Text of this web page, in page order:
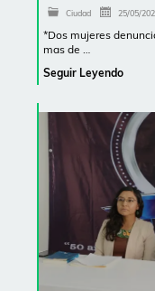
Ciudad 25/05/
*Dos mujeres
mas de …
Seguir Leyendo